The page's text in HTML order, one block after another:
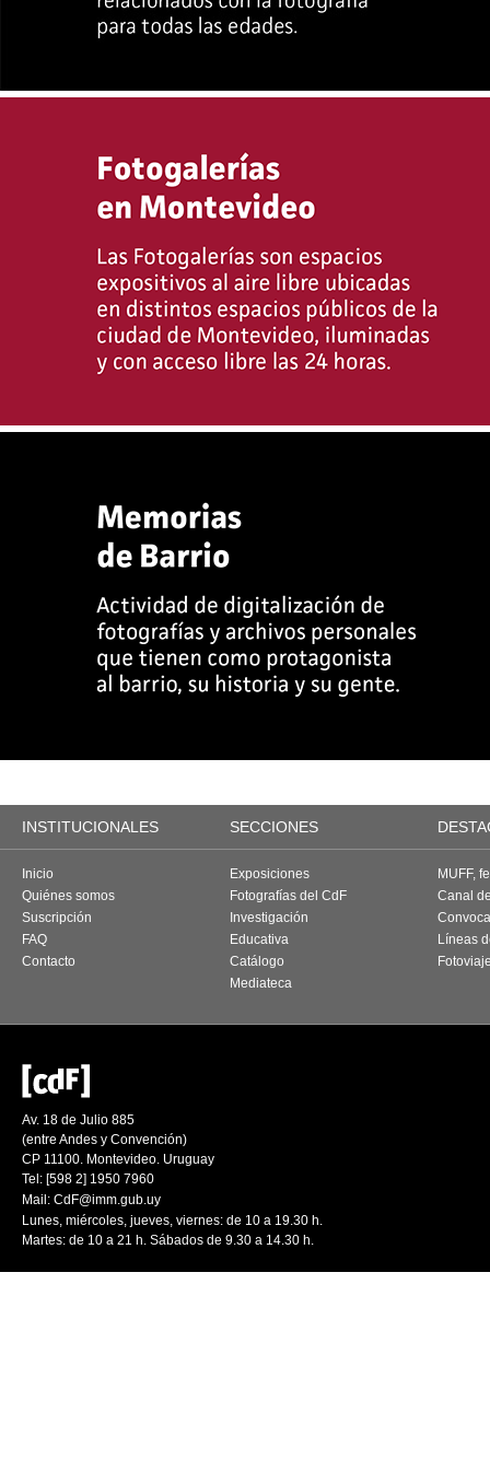
INSTITUCIONALES SECCIONES
Inicio
Quiénes somos
Suscripción
FAQ
Contacto
Exposiciones
Fotografías del CdF
Investigación
Educativa
Catálogo
Mediateca
MUFF,
Canal
Líneas
Av. 18 de Julio 885
(entre Andes y Convención)
CP 11100. Montevideo. Uruguay
Tel: [598 2] 1950 7960
Mail: CdF@imm.gub.uy
Lunes, miércoles, jueves, viernes: de 10 a 19.30 h.
Martes: de 10 a 21 h. Sábados de 9.30 a 14.30 h.